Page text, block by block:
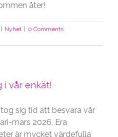
åter!
Nyhet
0 Comments
i vår enkät!
sig tid att besvara vår
mars 2026. Era
är mycket värdefulla